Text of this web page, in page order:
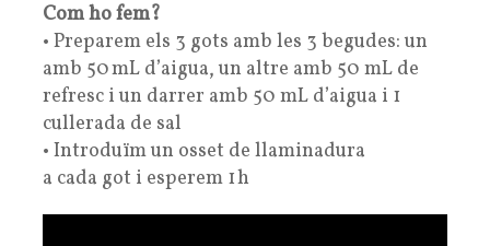
Com ho fem?
• Preparem els 3 gots amb les 3 begudes: un
amb 50 mL d’aigua, un altre amb 50 mL de
refresc i un darrer amb 50 mL d’aigua i 1
cullerada de sal
• Introduïm un osset de llaminadura
a cada got i esperem 1 h